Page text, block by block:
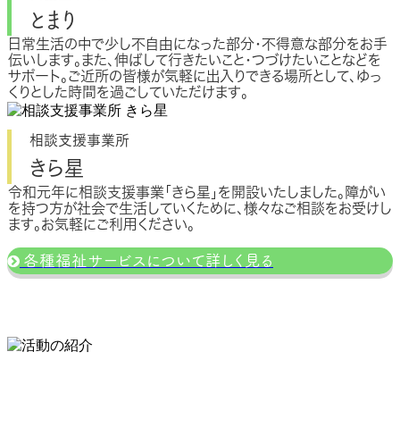
とまり
日常生活の中で少し不自由になった部分・不得意な部分をお手
伝いします。また、伸ばして行きたいこと・つづけたいことなどを
サポート。ご近所の皆様が気軽に出入りできる場所として、ゆっ
くりとした時間を過ごしていただけます。
相談支援事業所
きら星
令和元年に相談支援事業「きら星」を開設いたしました。障がい
を持つ方が社会で生活していくために、様々なご相談をお受けし
ます。お気軽にご利用ください。
各種福祉サービスについて詳しく見る